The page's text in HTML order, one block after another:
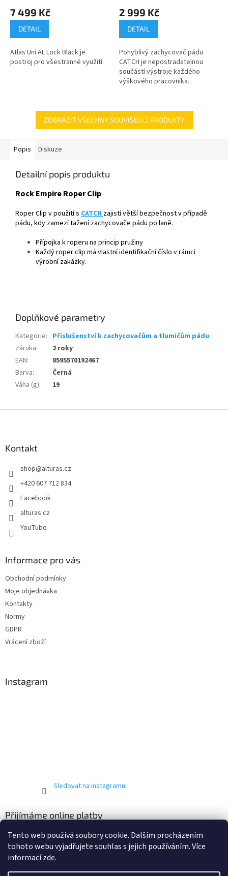
Tento web používá soubory cookie. Dalším procházením
tohoto webu vyjadřujete souhlas s jejich používáním. Více
informacízde.
7 499 Kč
DETAIL
Atlas Uni AL Lock Black je
postroj pro všestranné využití.
2 999 Kč
DETAIL
Pohyblivý zachycovač pádu
CATCH je nepostradatelnou
součástí výstroje každého
výškového pracovníka.
ZOBRAZIT VŠECHNY SOUVISEJÍCÍ PRODUKTY
Popis Diskuze
Detailní popis produktu
Rock Empire Roper Clip
Roper Clip v použití s CATCH zajistí větší bezpečnost v případě
pádu, kdy zamezí tažení zachycovače pádu po laně.
Přípojka k roperu na princip pružiny
Každý roper clip má vlastní identifikační číslo v rámci
výrobní zakázky.
Doplňkové parametry
Kategorie: Příslušenství k zachycovačům a tlumičům pádu
Záruka:
2 roky
EAN:
8595570192467
Barva:
Černá
Váha (g): 19
Kontakt
shop@alturas.cz
+420 607 712 834
Facebook
alturas.cz
YouTube
Informace pro vás
Obchodní podmínky
Moje objednávka
Kontakty
Normy
GDPR
Vrácení zboží
Instagram
Sledovat na Instagramu
Přijímáme online platby